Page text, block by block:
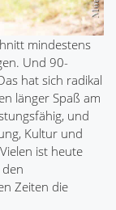
mindestens
Und 90-
hat sich radikal
länger Spaß am
und
Kultur und
ist heute
Zeiten die